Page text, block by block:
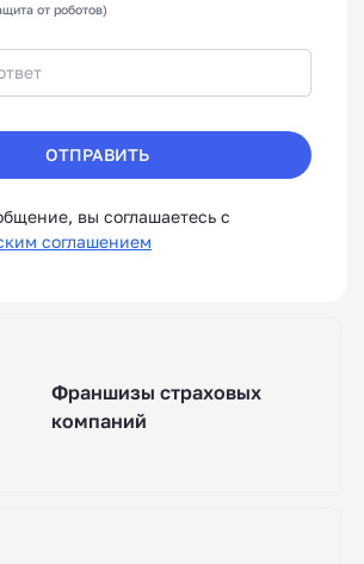
от роботов)
ОТПРАВИТЬ
вы соглашаетесь с
соглашением
Франшизы страховых
компаний